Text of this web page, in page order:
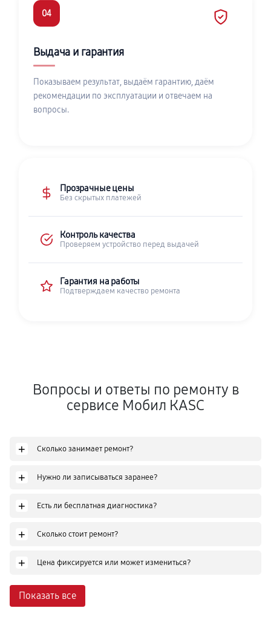
04
Выдача и гарантия
Показываем результат, выдаём гарантию, даём
рекомендации по эксплуатации и отвечаем на
вопросы.
Прозрачные цены
Без скрытых платежей
Контроль качества
Проверяем устройство перед выдачей
Гарантия на работы
Подтверждаем качество ремонта
Вопросы и ответы по ремонту в
сервисе Мобил КASC
+ Сколько занимает ремонт?
+ Нужно ли записываться заранее?
+ Есть ли бесплатная диагностика?
+ Сколько стоит ремонт?
+ Цена фиксируется или может измениться?
Показать все